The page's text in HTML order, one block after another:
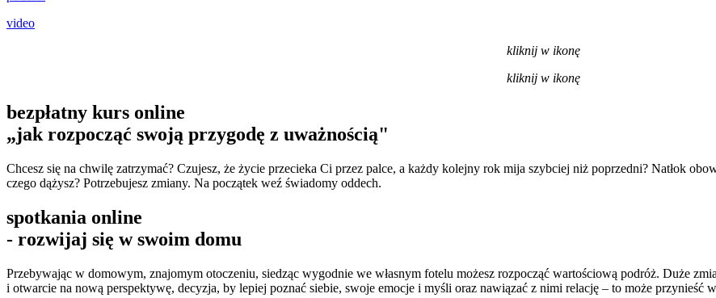
video
kliknij w ikonę
kliknij w ikonę
bezpłatny kurs online
„jak rozpocząć swoją przygodę z uważnością"
Chcesz się na chwilę zatrzymać? Czujesz, że życie przecieka Ci przez palce, a każdy kolejny rok mija szybciej niż poprzedni? Natłok
czego dążysz? Potrzebujesz zmiany. Na początek weź świadomy oddech.
spotkania online
- rozwijaj się w swoim domu
Przebywając w domowym, znajomym otoczeniu, siedząc wygodnie we własnym fotelu możesz rozpocząć wartościową podróż. Duże
i otwarcie na nową perspektywę, decyzja, by lepiej poznać siebie, swoje emocje i myśli oraz nawiązać z nimi relację – to może przynieść